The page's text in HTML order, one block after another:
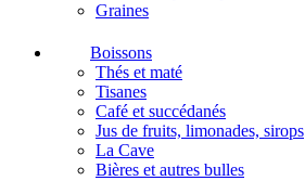
Graines
Boissons
Thés et maté
Tisanes
Café et succédanés
Jus de fruits, limonades, sirops
La Cave
Bières et autres bulles